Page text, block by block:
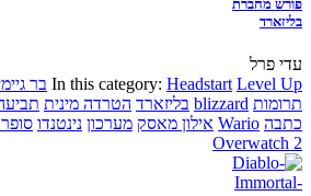
פורש מחברת
בליזארד
עדי פרל
In this category: Headstart Level Up בר
תרומות blizzard בליזארד הטרדה מינית
כתבה Wario אילון מאסק מערכון נינטנדו
Overwatch 2